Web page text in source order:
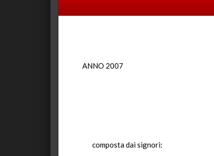
ANNO 2007
composta dai signori: